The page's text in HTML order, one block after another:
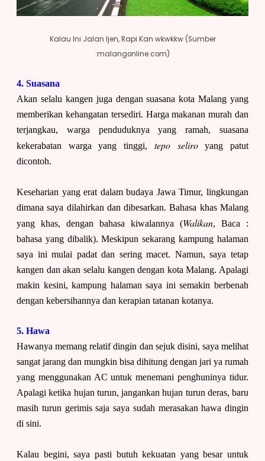
Kalau Ini Jalan Ijen, Rapi Kan wkwkkw (Sumber
:malangonline.com)
4. Suasana
Akan selalu kangen juga dengan suasana kota Malang yang
memberikan kehangatan tersediri. Harga makanan murah dan
terjangkau, warga penduduknya yang ramah, suasana
kekerabatan warga yang tinggi, tepo seliroyang patut
dicontoh.
Keseharian yang erat dalam budaya Jawa Timur, lingkungan
dimana saya dilahirkan dan dibesarkan. Bahasa khas Malang
yang khas, dengan bahasa kiwalannya (Walikan, Baca :
bahasa yang dibalik). Meskipun sekarang kampung halaman
saya ini mulai padat dan sering macet. Namun, saya tetap
kangen dan akan selalu kangen dengan kota Malang. Apalagi
makin kesini, kampung halaman saya ini semakin berbenah
dengan kebersihannya dan kerapian tatanan kotanya.
5. Hawa
Hawanya memang relatif dingin dan sejuk disini, saya melihat
sangat jarang dan mungkin bisa dihitung dengan jari ya rumah
yang menggunakan AC untuk menemani penghuninya tidur.
Apalagi ketika hujan turun, jangankan hujan turun deras, baru
masih turun gerimis saja saya sudah merasakan hawa dingin
di sini.
Kalau begini, saya pasti butuh kekuatan yang besar untuk